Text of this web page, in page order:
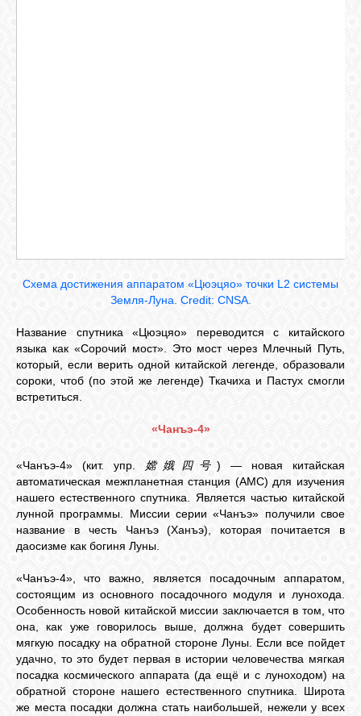
Схема достижения аппаратом «Цюэцяо» точки L2 системы
Земля-Луна. Credit: CNSA.
Название спутника «Цюэцяо» переводится с китайского
языка как «Сорочий мост». Это мост через Млечный Путь,
который, если верить одной китайской легенде, образовали
сороки, чтоб (по этой же легенде) Ткачиха и Пастух смогли
встретиться.
«Чанъэ-4»
«Чанъэ-4» (кит. упр. 嫦娥四号 ) — новая китайская
автоматическая межпланетная станция (АМС) для изучения
нашего естественного спутника. Является частью китайской
лунной программы. Миссии серии «Чанъэ» получили свое
название в честь Чанъэ (Ханъэ), которая почитается в
даосизме как богиня Луны.
«Чанъэ-4», что важно, является посадочным аппаратом,
состоящим из основного посадочного модуля и лунохода.
Особенность новой китайской миссии заключается в том, что
она, как уже говорилось выше, должна будет совершить
мягкую посадку на обратной стороне Луны. Если все пойдет
удачно, то это будет первая в истории человечества мягкая
посадка космического аппарата (да ещё и с луноходом) на
обратной стороне нашего естественного спутника. Широта
же места посадки должна стать наибольшей, нежели у всех